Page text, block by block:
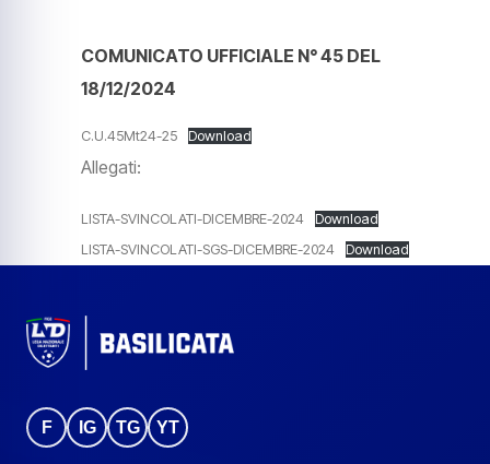
COMUNICATO UFFICIALE N° 45 DEL
18/12/2024
C.U.45Mt24-25 Download
Allegati:
LISTA-SVINCOLATI-DICEMBRE-2024
Download
LISTA-SVINCOLATI-SGS-DICEMBRE-2024
Download
F IG TG YT